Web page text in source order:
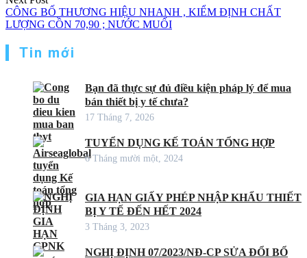
CÔNG BỐ THƯƠNG HIỆU NHANH , KIỂM ĐỊNH CHẤT
LƯỢNG CỒN 70,90 ; NƯỚC MUỐI
Tin mới
Bạn đã thực sự đủ điều kiện pháp lý để mua
bán thiết bị y tế chưa?
17 Tháng 7, 2026
TUYỂN DỤNG KẾ TOÁN TỔNG HỢP
6 Tháng mười một, 2024
GIA HẠN GIẤY PHÉP NHẬP KHẨU THIẾT
BỊ Y TẾ ĐẾN HẾT 2024
3 Tháng 3, 2023
NGHỊ ĐỊNH 07/2023/NĐ-CP SỬA ĐỔI BỔ